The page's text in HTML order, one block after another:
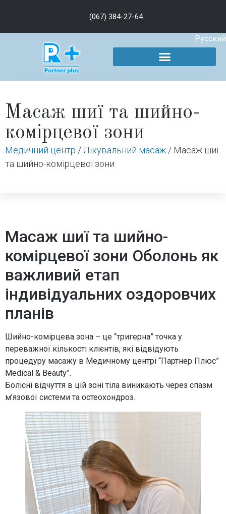
(067) 384-27-64
Русский
Масаж шиї та шийно-
комірцевої зони
Медичний центр /Лікувальний масаж / Масаж шиї
та шийно-комірцевої зони
Масаж шиї та шийно-
комірцевої зони Оболонь як
важливий етап
індивідуальних оздоровчих
планів
Шийно-комірцева зона – це “тригерна” точка у
переважної кількості клієнтів, які відвідують
процедуру масажу в Медичному центрі “Партнер Плюс”
Medical & Beauty”.
Болісні відчуття в цій зоні тіла виникають через спазм
м’язової системи та остеохондроз.